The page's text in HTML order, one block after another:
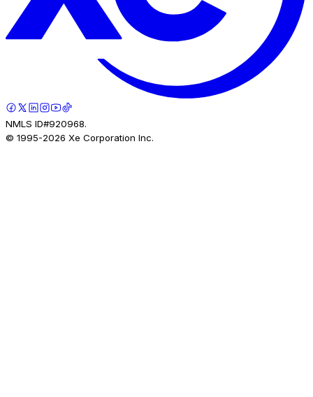
NMLS ID#920968.
© 1995-2026 Xe Corporation Inc.